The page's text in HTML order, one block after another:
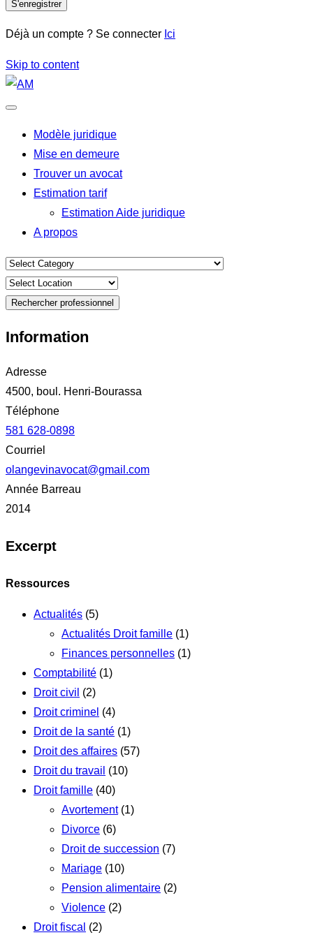
S'enregistrer
Déjà un compte ? Se connecter Ici
Skip to content
Modèle juridique
Mise en demeure
Trouver un avocat
Estimation tarif
Estimation Aide juridique
A propos
Rechercher professionnel
Information
Adresse
4500, boul. Henri-Bourassa
Téléphone
581 628-0898
Courriel
olangevinavocat@gmail.com
Année Barreau
2014
Excerpt
Ressources
Actualités (5)
Actualités Droit famille (1)
Finances personnelles (1)
Comptabilité (1)
Droit civil (2)
Droit criminel (4)
Droit de la santé (1)
Droit des affaires (57)
Droit du travail (10)
Droit famille (40)
Avortement(1)
Divorce (6)
Droit de succession (7)
Mariage (10)
Pension alimentaire (2)
Violence (2)
Droit fiscal (2)